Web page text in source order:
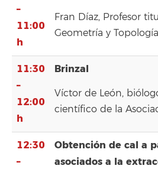
–
11:00
h
Fran Díaz, Profesor
Geometría y
11:30
–
12:00
h
Brinzal
Víctor de León,
científico de la
12:30
–
Obtención de cal a
asociados a la